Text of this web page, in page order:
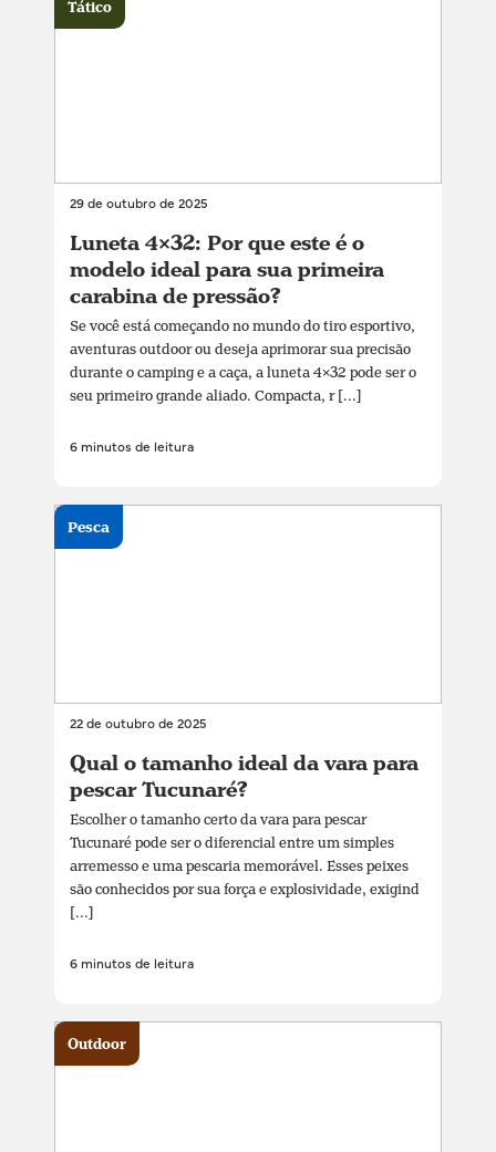
29 de outubro de 2025
Luneta 4×32: Por que este é o
modelo ideal para sua primeira
carabina de pressão?
Se você está começando no mundo do tiro esportivo,
aventuras outdoor ou deseja aprimorar sua precisão
durante o camping e a caça, a luneta 4×32 pode ser o
seu primeiro grande aliado. Compacta, r [...]
6 minutos de leitura
Tático
22 de outubro de 2025
Qual o tamanho ideal da vara para
pescar Tucunaré?
Escolher o tamanho certo da vara para pescar
Tucunaré pode ser o diferencial entre um simples
arremesso e uma pescaria memorável. Esses peixes
são conhecidos por sua força e explosividade, exigind
[...]
6 minutos de leitura
Pesca
Outdoor